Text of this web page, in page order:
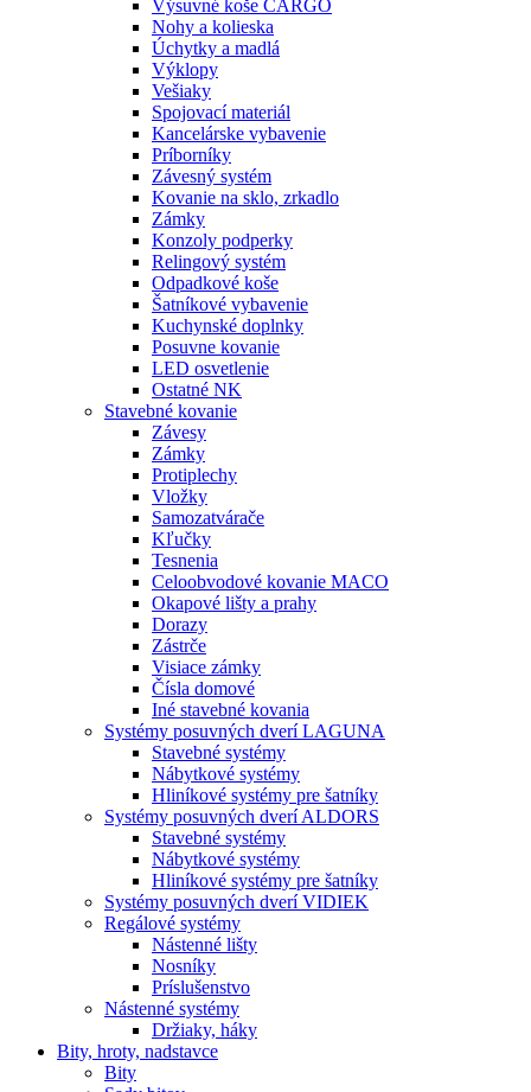
Výsuvné koše CARGO
Nohy a kolieska
Úchytky a madlá
Výklopy
Vešiaky
Spojovací materiál
Kancelárske vybavenie
Príborníky
Závesný systém
Kovanie na sklo, zrkadlo
Zámky
Konzoly podperky
Relingový systém
Odpadkové koše
Šatníkové vybavenie
Kuchynské doplnky
Posuvne kovanie
LED osvetlenie
Ostatné NK
Stavebné kovanie
Závesy
Zámky
Protiplechy
Vložky
Samozatvárače
Kľučky
Tesnenia
Celoobvodové kovanie MACO
Okapové lišty a prahy
Dorazy
Zástrče
Visiace zámky
Čísla domové
Iné stavebné kovania
Systémy posuvných dverí LAGUNA
Stavebné systémy
Nábytkové systémy
Hliníkové systémy pre šatníky
Systémy posuvných dverí ALDORS
Stavebné systémy
Nábytkové systémy
Hliníkové systémy pre šatníky
Systémy posuvných dverí VIDIEK
Regálové systémy
Nástenné lišty
Nosníky
Príslušenstvo
Nástenné systémy
Držiaky, háky
Bity, hroty, nadstavce
Bity